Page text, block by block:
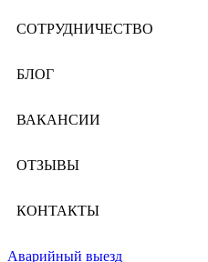
СОТРУДНИЧЕСТВО
БЛОГ
ВАКАНСИИ
ОТЗЫВЫ
КОНТАКТЫ
Аварийный выезд